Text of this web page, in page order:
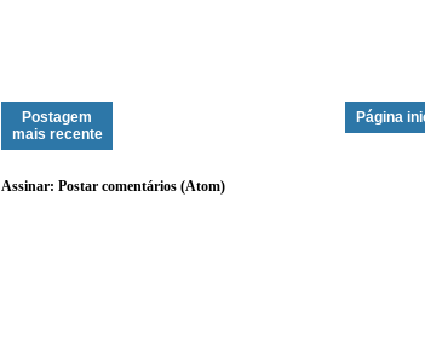
Postagem
mais recente
Página
Assinar: Postar comentários (Atom)